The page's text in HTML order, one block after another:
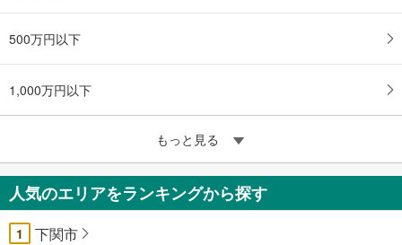
500万円以下
1,000万円以下
もっと見る
人気のエリアをランキングから探す
1 下関市